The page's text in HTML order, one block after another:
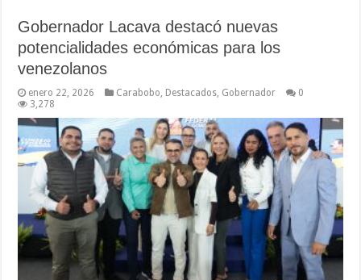
Gobernador Lacava destacó nuevas
potencialidades económicas para los
venezolanos
enero 22, 2026 Carabobo Destacados Gobernador
0
3,278